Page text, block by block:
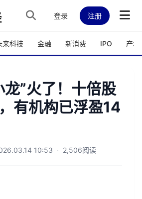
登录 注册
来科技 金融 新消费 IPO 产城
龙”火了！十倍股
有机构已浮盈14
10:53 · 2,506阅读